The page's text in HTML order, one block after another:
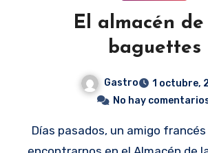
El almacén de
baguettes
Gastro
1 octubre,
No hay
Días pasados, un amigo francés me citó para